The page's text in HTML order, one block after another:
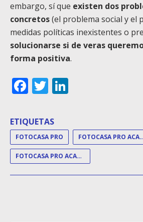
embargo, sí que existen dos
concretos(el problema social y el
medidas políticas inexistentes o
solucionarse si de veras
forma positiva.
Facebook
Twitter
ETIQUETAS
FOTOCASA PRO FOTOCASA
FOTOCASA PRO ACADEMY DAY